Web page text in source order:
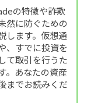
の特徴や詐欺
然に防ぐための
します。仮想通
、すでに投資を
て取引を行うた
。あなたの資産
までお読みくだ